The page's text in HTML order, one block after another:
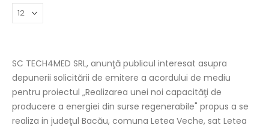
SC TECH4MED SRL, anunţă publicul interesat asupra
depunerii solicitării de emitere a acordului de mediu
pentru proiectul „Realizarea unei noi capacităţi de
producere a energiei din surse regenerabile" propus a se
realiza in judeţul Bacău, comuna Letea Veche, sat Letea